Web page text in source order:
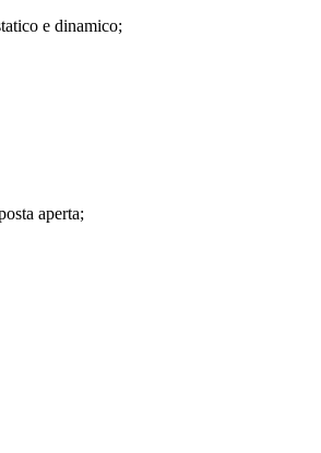
e dinamico;
aperta;